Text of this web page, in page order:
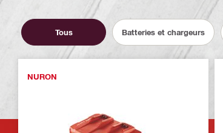
Tous Batteries et chargeurs
NURON